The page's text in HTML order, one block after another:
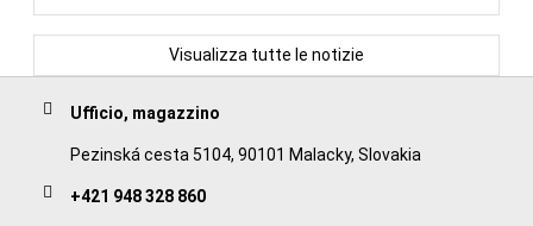
Visualizza tutte le notizie
Ufficio, magazzino
Pezinská cesta 5104, 90101 Malacky, Slovakia
+421 948 328 860